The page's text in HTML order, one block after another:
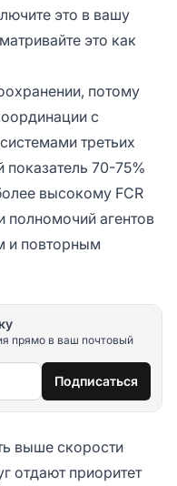
это в вашу
это как
потому
с
третьих
показатель 70-75%
высокому FCR
полномочий агентов
и повторным
прямо в ваш почтовый
Подписаться
выше скорости
отдают приоритет